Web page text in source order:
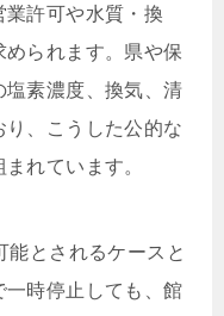
許可や水質・換
られます。県や保
素濃度、換気、清
、こうした公的な
れています。
能とされるケースと
時停止しても、館